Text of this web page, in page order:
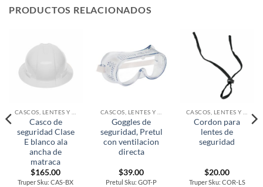
PRODUCTOS RELACIONADOS
Casco de
seguridad Clase
E blanco ala
ancha de
matraca
$165.00
Truper Sku: CAS-BX
Goggles de
seguridad, Pretul
con ventilacion
directa
$39.00
Pretul Sku: GOT-P
Cordon para
lentes de
seguridad
$20.00
Truper Sku: COR-LS